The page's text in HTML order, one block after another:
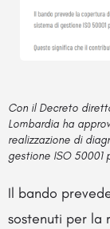
Con il Decreto
Lombardia ha
realizzazione di
gestione ISO 50001
Il bando
sostenuti per la